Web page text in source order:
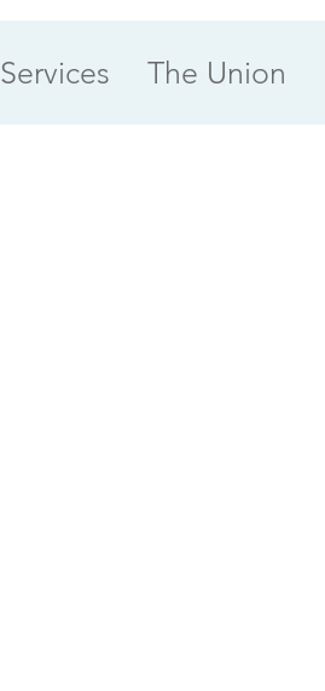
Services The Union